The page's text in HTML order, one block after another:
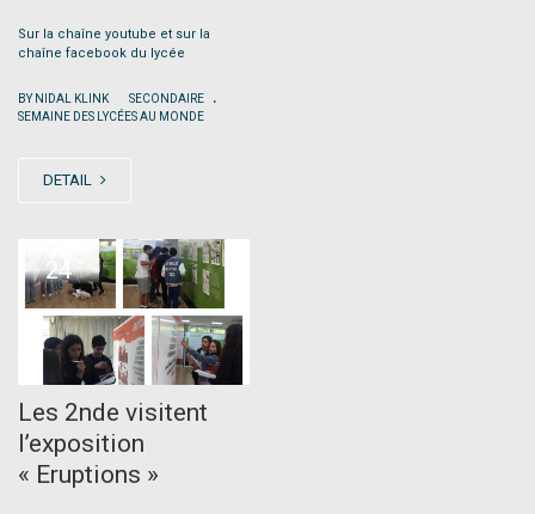
Sur la chaîne youtube et sur la
chaîne facebook du lycée
BY NIDAL KLINK SECONDAIRE .
SEMAINE DES LYCÉES AU MONDE
DETAIL
24
Les 2nde visitent
l’exposition
« Eruptions »